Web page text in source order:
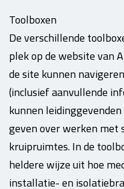
Toolboxen
De verschillende
plek op de website van
de site kunnen
(inclusief aanvullende
kunnen
geven over werken met
kruipruimtes. In de
heldere wijze uit hoe
installatie- en